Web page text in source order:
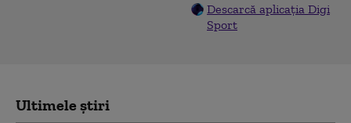
Descarcă aplicația Digi
Sport
Ultimele știri